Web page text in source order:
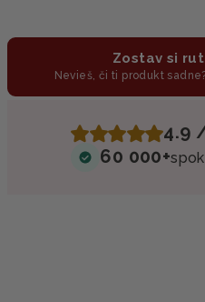
Zostav si
Nevieš, či ti produkt
4.9
60 000+